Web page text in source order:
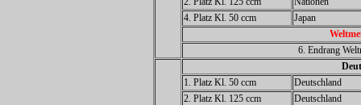
4. Platz Kl. 50 ccm
Japan
6. Endrang
1. Platz Kl. 50 ccm
Deutschland
2. Platz Kl. 125 ccm
Deutschland